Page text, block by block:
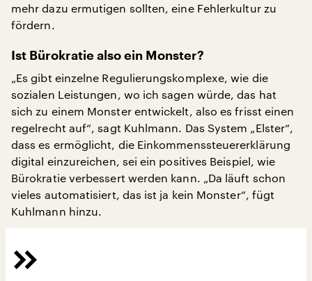
mehr dazu ermutigen sollten, eine Fehlerkultur zu
fördern.
Ist Bürokratie also ein Monster?
„Es gibt einzelne Regulierungskomplexe, wie die
sozialen Leistungen, wo ich sagen würde, das hat
sich zu einem Monster entwickelt, also es frisst einen
regelrecht auf“, sagt Kuhlmann. Das System „Elster“,
dass es ermöglicht, die Einkommenssteuererklärung
digital einzureichen, sei ein positives Beispiel, wie
Bürokratie verbessert werden kann. „Da läuft schon
vieles automatisiert, das ist ja kein Monster“, fügt
Kuhlmann hinzu.